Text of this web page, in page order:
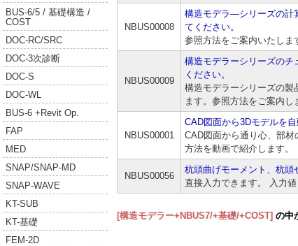
BUS-6/5 / 基礎構造 /
COST
DOC-RC/SRC
DOC-3次診断
DOC-S
DOC-WL
BUS-6 +Revit Op.
FAP
MED
SNAP/SNAP-MD
SNAP-WAVE
KT-SUB
KT-基礎
FEM-2D
NBUS00008
構造モデラ―シリーズの計
てください。
参照方法をご案内いたしま
NBUS00009
構造モデラーシリーズのチ
ください。
構造モデラーシリーズの製
ます。参照方法をご案内し
NBUS00001
CAD図面から3Dモデルを自
CAD図面から通り心、部
方法を動画で紹介します。
NBUS00056
杭頭曲げモーメント、杭頭
直接入力できます。 入力
[構造モデラー+NBUS7/+基礎/+COST] の中